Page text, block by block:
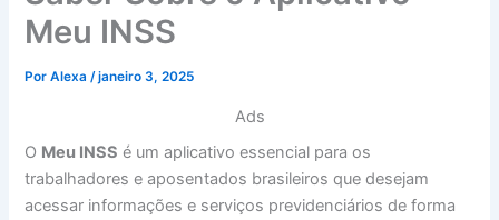
Meu INSS
PorAlexa/janeiro 3, 2025
Ads
O Meu INSS é um aplicativo essencial para os
trabalhadores e aposentados brasileiros que desejam
acessar informações e serviços previdenciários de forma